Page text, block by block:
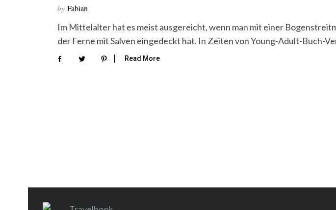
by Fabian
Im Mittelalter hat es meist ausgereicht, wenn man mit einer
der Ferne mit Salven eingedeckt hat. In Zeiten von Young-Adult-Buch-
Read More